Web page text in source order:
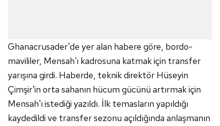
Ghanacrusader'de yer alan habere göre, bordo-
mavililer, Mensah'ı kadrosuna katmak için transfer
yarışına girdi. Haberde, teknik direktör Hüseyin
Çimşir'in orta sahanın hücum gücünü artırmak için
Mensah'ı istediği yazıldı. İlk temasların yapıldığı
kaydedildi ve transfer sezonu açıldığında anlaşmanın